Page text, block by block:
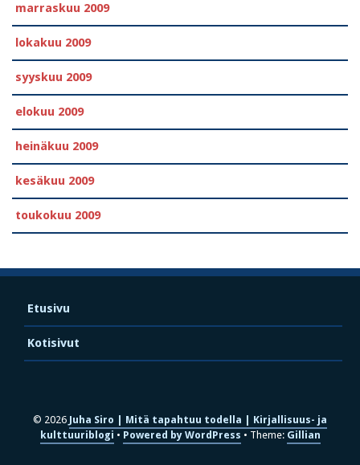
marraskuu 2009
lokakuu 2009
syyskuu 2009
elokuu 2009
heinäkuu 2009
kesäkuu 2009
toukokuu 2009
Etusivu
Kotisivut
© 2026 Juha Siro | Mitä tapahtuu todella | Kirjallisuus- ja
kulttuuriblogi
Powered by WordPress Theme: Gillian